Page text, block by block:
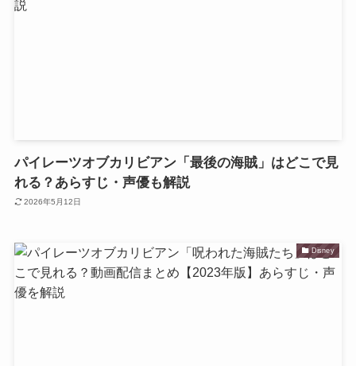
パイレーツオブカリビアン「最後の海賊」はどこで見
れる？あらすじ・声優も解説
2026年5月12日
Disney